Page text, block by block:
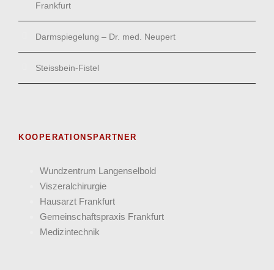
Frankfurt
Darmspiegelung – Dr. med. Neupert
Steissbein-Fistel
KOOPERATIONSPARTNER
Wund­zentrum Langen­selbold
Viszeral­chirurgie
Hausarzt Frank­furt
Gemein­schafts­praxis Frankfurt
Medizin­technik